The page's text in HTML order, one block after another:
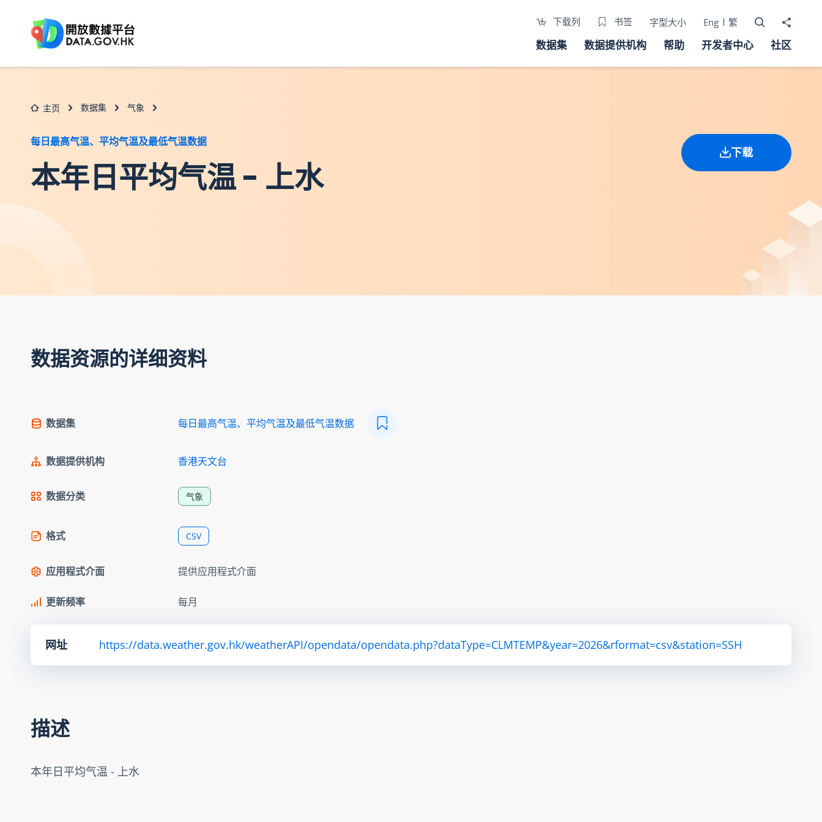
下载列 书签 字型大小 Eng 繁 打开搜寻器
分享至
数据集 数据提供机构 帮助 开发者中心 社区
主页 数据集 气象
每日最高气温、平均气温及最低气温数据
本年日平均气温 - 上水
下载
数据资源的详细资料
数据集 每日最高气温、平均气温及最低气温数据
数据提供机构 香港天文台
数据分类 气象
格式 CSV
应用程式介面 提供应用程式介面
更新频率 每月
网址 https://data.weather.gov.hk/weatherAPI/opendata/opendata.php?dataType=CLMTEMP&year=2026&rformat=csv&station=SSH
描述
本年日平均气温 - 上水